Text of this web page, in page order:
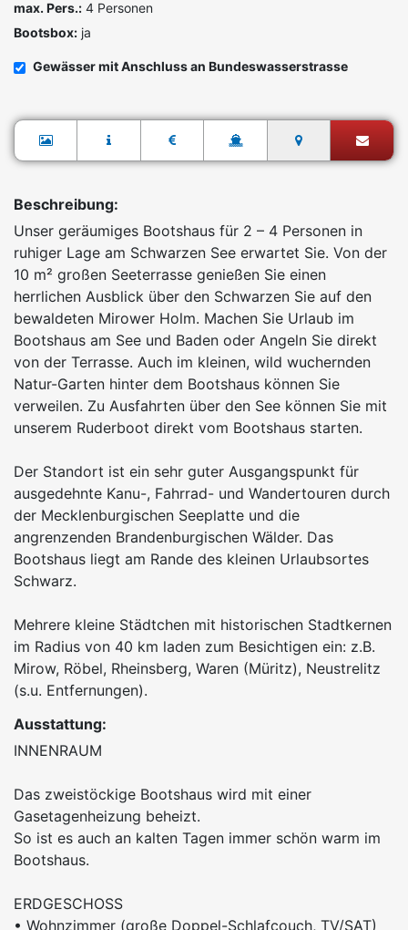
max. Pers.: 4 Personen
Bootsbox: ja
Gewässer mit Anschluss an Bundeswasserstrasse
Beschreibung:
Unser geräumiges Bootshaus für 2 – 4 Personen in
ruhiger Lage am Schwarzen See erwartet Sie. Von der
10 m² großen Seeterrasse genießen Sie einen
herrlichen Ausblick über den Schwarzen Sie auf den
bewaldeten Mirower Holm. Machen Sie Urlaub im
Bootshaus am See und Baden oder Angeln Sie direkt
von der Terrasse. Auch im kleinen, wild wuchernden
Natur-Garten hinter dem Bootshaus können Sie
verweilen. Zu Ausfahrten über den See können Sie mit
unserem Ruderboot direkt vom Bootshaus starten.
Der Standort ist ein sehr guter Ausgangspunkt für
ausgedehnte Kanu-, Fahrrad- und Wandertouren durch
der Mecklenburgischen Seeplatte und die
angrenzenden Brandenburgischen Wälder. Das
Bootshaus liegt am Rande des kleinen Urlaubsortes
Schwarz.
Mehrere kleine Städtchen mit historischen Stadtkernen
im Radius von 40 km laden zum Besichtigen ein: z.B.
Mirow, Röbel, Rheinsberg, Waren (Müritz), Neustrelitz
(s.u. Entfernungen).
Ausstattung:
INNENRAUM
Das zweistöckige Bootshaus wird mit einer
Gasetagenheizung beheizt.
So ist es auch an kalten Tagen immer schön warm im
Bootshaus.
ERDGESCHOSS
• Wohnzimmer (große Doppel-Schlafcouch, TV/SAT)